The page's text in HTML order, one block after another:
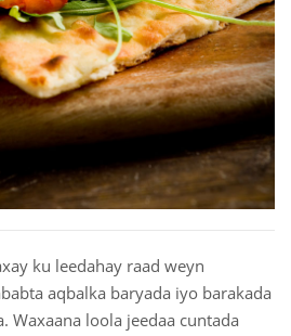
ku leedahay raad weyn
aqbalka baryada iyo barakada
Waxaana loola jeedaa cuntada